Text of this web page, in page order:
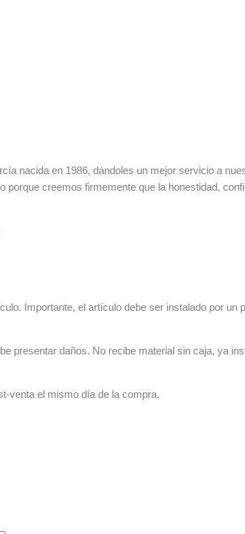
nacida en 1986, dándoles un mejor servicio a
creemos firmemente que la honestidad,
Importante, el artículo debe ser instalado por un
presentar daños. No recibe material sin caja, ya
venta el mismo día de la compra.